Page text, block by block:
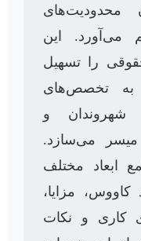
می‌آورد. این
را تسهیل
به تخصص‌های
شهروندان و
می‌سازد.
ابعاد مختلف
کاووس، مزایا،
کاری و نکات